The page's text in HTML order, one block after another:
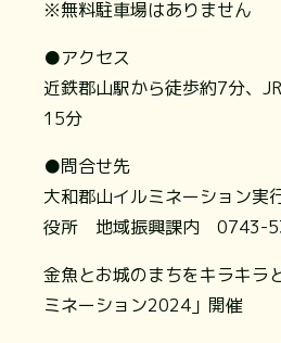
※無料駐車場はありません
●アクセス
近鉄郡山駅から徒歩約7分、
15分
●問合せ先
大和郡山イルミネーション実
役所 地域振興課内 0743-
金魚とお城のまちをキラキラ
ミネーション2024」開催